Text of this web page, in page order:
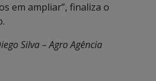
em ampliar”, finaliza o
Silva – Agro Agência